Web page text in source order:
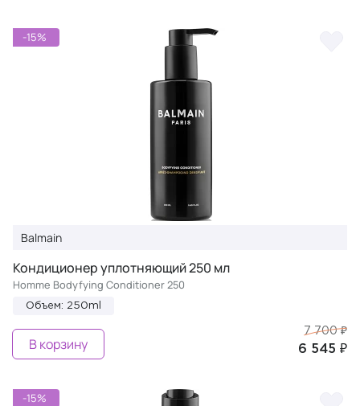
-15%
Balmain
Кондиционер уплотняющий 250 мл
Homme Bodyfying Conditioner 250
Объем: 250ml
7 700 ₽
6 545 ₽
В корзину
-15%